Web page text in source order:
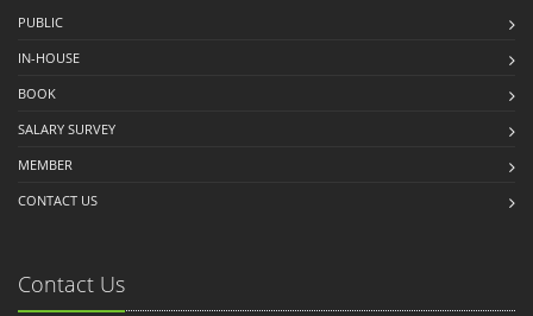
PUBLIC
IN-HOUSE
BOOK
SALARY SURVEY
MEMBER
CONTACT US
Contact Us